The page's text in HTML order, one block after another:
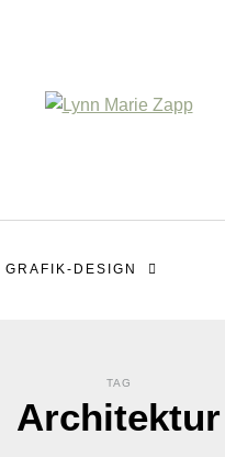
GRAFIK-DESIGN
TAG
Architektur